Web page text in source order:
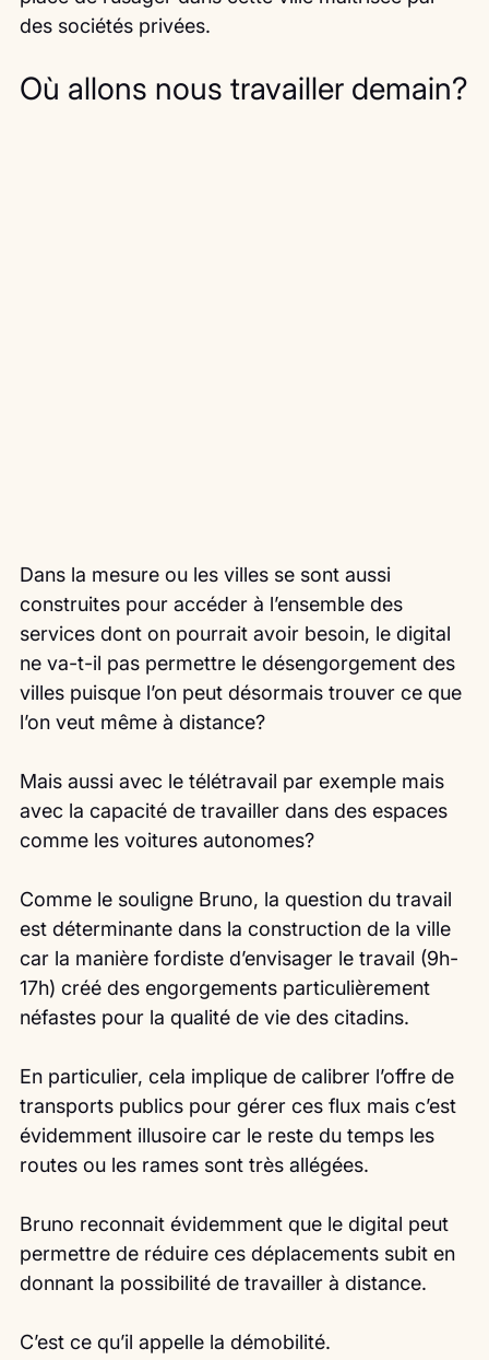
des sociétés privées.
Où allons nous travailler demain?
Dans la mesure ou les villes se sont aussi
construites pour accéder à l’ensemble des
services dont on pourrait avoir besoin, le digital
ne va-t-il pas permettre le désengorgement des
villes puisque l’on peut désormais trouver ce que
l’on veut même à distance?
Mais aussi avec le télétravail par exemple mais
avec la capacité de travailler dans des espaces
comme les voitures autonomes?
Comme le souligne Bruno, la question du travail
est déterminante dans la construction de la ville
car la manière fordiste d’envisager le travail (9h-
17h) créé des engorgements particulièrement
néfastes pour la qualité de vie des citadins.
En particulier, cela implique de calibrer l’offre de
transports publics pour gérer ces flux mais c’est
évidemment illusoire car le reste du temps les
routes ou les rames sont très allégées.
Bruno reconnait évidemment que le digital peut
permettre de réduire ces déplacements subit en
donnant la possibilité de travailler à distance.
C’est ce qu’il appelle la démobilité.